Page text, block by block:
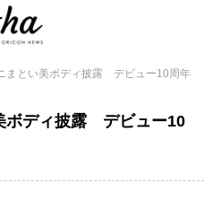
まとい美ボディ披露 デビュー10周年
ボディ披露 デビュー10